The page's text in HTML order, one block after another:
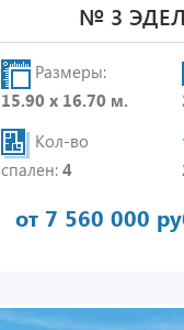
№ 3
Размеры:
15.90 х 16.70 м.
Кол-во
спален: 4
от 7 560 000